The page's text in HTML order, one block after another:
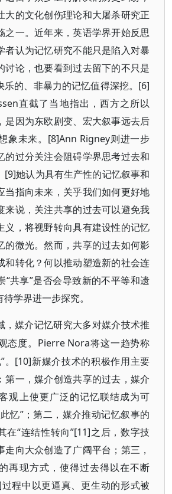
大的文化创伤理论和大屠杀研究正
之一。近年来，英语学界开始反思
者认为记忆研究不能只是陷入对暴
讨论，也要看到过去留下的不只是
乐的、非暴力的记忆值得深挖。[6]
直截了当地指出，西方之所以
是因为东欧剧变、宏大叙事远去后
象未来。[8]Ann Rigney则进一步
的过分关注会阻碍学界思考过去和
[9]她认为具有生产性的记忆叙事和
当指向未来，关乎我们如何更好地
来说，关注共享的过去可以避免我
义，将视野转向具有建设性的记忆
的微光。然而，共享的过去如何影
和转化？何以推动塑造新的社会连
“共享”是否会导致新的不平等和遗
学界进一步探究。
，媒介记忆研究大多对媒介技术推
态度。 Pierre Nora将这一趋势称
。[10]新媒介技术的积极作用主要
第一，媒介创造共享的过去，媒介
观上使更广泛的记忆联结成为可
忆”；第二，媒介推动记忆叙事的
在“连结性转向”[11]之后，数字技
走向大众创造了广阔平台；第三，
再现方式，使得过去得以在不断
过程中以更逼真、更生动的形式被